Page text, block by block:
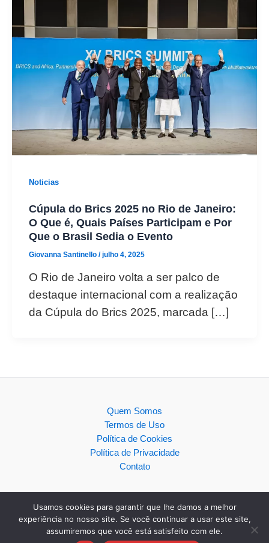
Noticias
Cúpula do Brics 2025 no Rio de Janeiro:
O Que é, Quais Países Participam e Por
Que o Brasil Sedia o Evento
Giovanna Santinello /julho 4, 2025
O Rio de Janeiro volta a ser palco de
destaque internacional com a realização
da Cúpula do Brics 2025, marcada […]
Quem Somos
Termos de Uso
Política de Cookies
Política de Privacidade
Contato
Copyright © 2026
Usamos cookies para garantir que lhe damos a melhor
experiência no nosso site. Se você continuar a usar este site,
assumiremos que você está satisfeito com ele.